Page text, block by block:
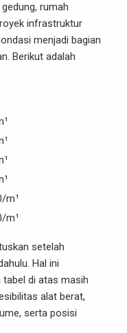
rumah
infrastruktur
menjadi bagian
Berikut adalah
m¹
m¹
setelah
Hal ini
tabel di atas masih
alat berat,
serta posisi